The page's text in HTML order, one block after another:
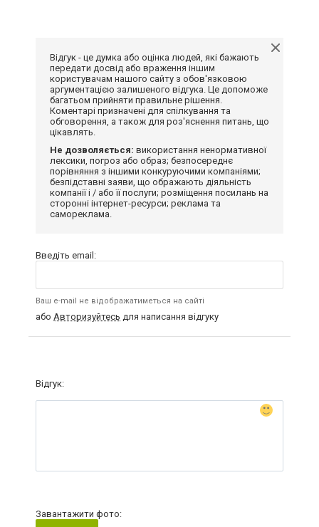
Відгук - це думка або оцінка людей, які бажають
передати досвід або враження іншим
користувачам нашого сайту з обов'язковою
аргументацією залишеного відгука. Це допоможе
багатьом прийняти правильне рішення.
Коментарі призначені для спілкування та
обговорення, а також для роз'яснення питань, що
цікавлять.
Не дозволяється: використання ненормативної
лексики, погроз або образ; безпосереднє
порівняння з іншими конкуруючими компаніями;
безпідставні заяви, що ображають діяльність
компанії і / або її послуги; розміщення посилань на
сторонні інтернет-ресурси; реклама та
самореклама.
Введіть email:
Ваш e-mail не відображатиметься на сайті
або Авторизуйтесь для написання відгуку
Відгук:
Завантажити фото: